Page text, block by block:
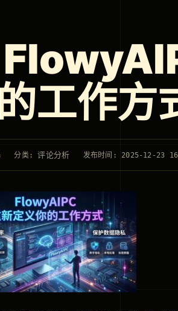
工作方
分类:评论分析 发布时间: 2025-12-23